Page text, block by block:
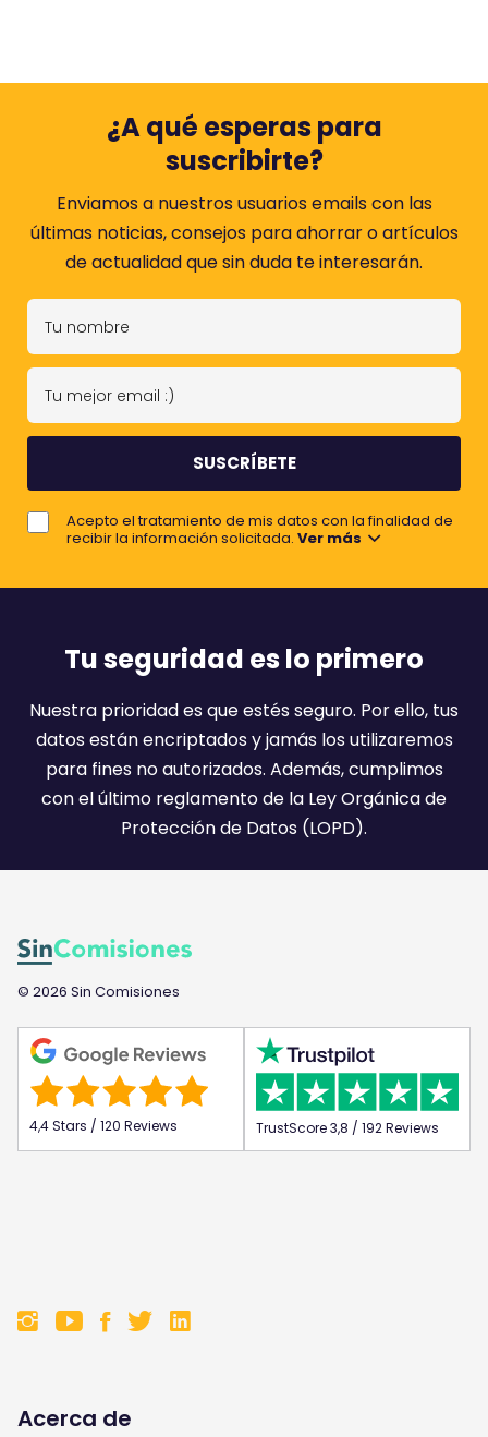
¿A qué esperas para
suscribirte?
Enviamos a nuestros usuarios emails con las
últimas noticias, consejos para ahorrar o artículos
de actualidad que sin duda te interesarán.
T
n
m
r
e
T
m
j
o
e
Acepto el tratamiento de mis datos con la finalidad de
recibir la información solicitada. Ver más
Tu seguridad es lo primero
Nuestra prioridad es que estés seguro. Por ello, tus
datos están encriptados y jamás los utilizaremos
para fines no autorizados. Además, cumplimos
con el último reglamento de la Ley Orgánica de
Protección de Datos (LOPD).
© 2026 Sin Comisiones
4,4 Stars / 120 Reviews TrustScore 3,8 / 192 Reviews
F
l
F
l
F
l
F
l
Acerca de